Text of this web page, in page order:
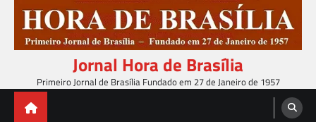
content
Jornal Hora de Brasília
Primeiro Jornal de Brasília Fundado em 27 de Janeiro de 1957